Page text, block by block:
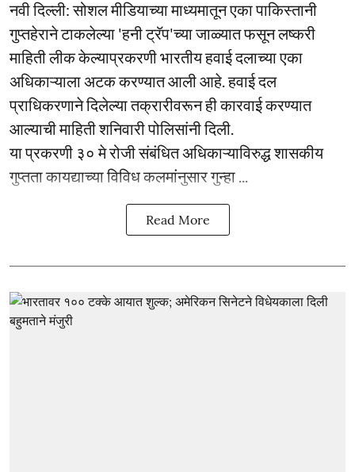
नवी दिल्ली: सोशल मीडियाच्या माध्यमातून एका पाकिस्तानी
गुप्तहेराने टाकलेल्या 'हनी ट्रॅप'च्या जाळ्यात फसून लष्करी
माहिती लीक केल्याप्रकरणी भारतीय हवाई दलाच्या एका
अधिकाऱ्याला अटक करण्यात आली आहे. हवाई दल
प्राधिकरणाने दिलेल्या तक्रारीवरून ही कारवाई करण्यात
आल्याची माहिती शनिवारी पोलिसांनी दिली.
या प्रकरणी ३० मे रोजी संबंधित अधिकाऱ्याविरुद्ध शासकीय
गुप्तता कायद्याच्या विविध कलमांनुसार गुन्हा ...
Read More